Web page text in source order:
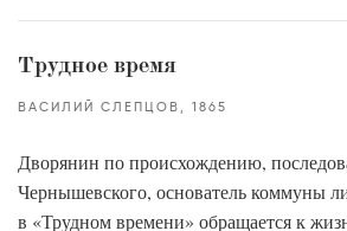
Трудное время
ВАСИЛИЙ СЛЕПЦОВ 1865
Дворянин по происхождению,
Чернышевского, основатель коммуны
в «Трудном времени» обращается к